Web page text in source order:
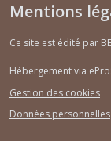
Mentions
Ce site est édité par
Hébergement via
Gestion des cookies
Données personnelles